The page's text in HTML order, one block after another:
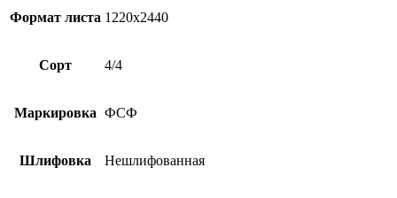
Формат листа 1220х2440
Сорт 4/4
Маркировка ФСФ
Шлифовка Нешлифованная